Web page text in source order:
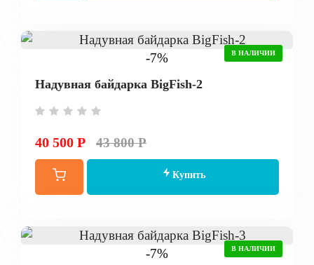
-7% В НАЛИЧИИ
Надувная байдарка BigFish-2
40 500 Р 43 800 Р
Купить
-7% В НАЛИЧИИ